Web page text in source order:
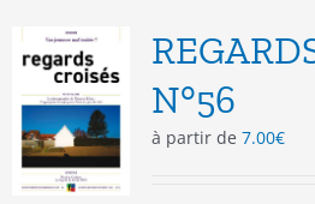
N°56
à partir de 7.00€